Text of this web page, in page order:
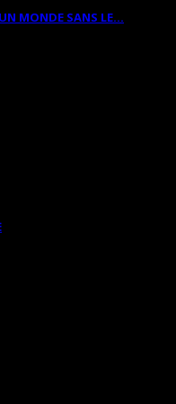
MONDE SANS LE…